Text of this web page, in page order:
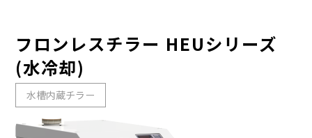
フロンレスチラー HEUシリーズ
(水冷却)
水槽内蔵チラー